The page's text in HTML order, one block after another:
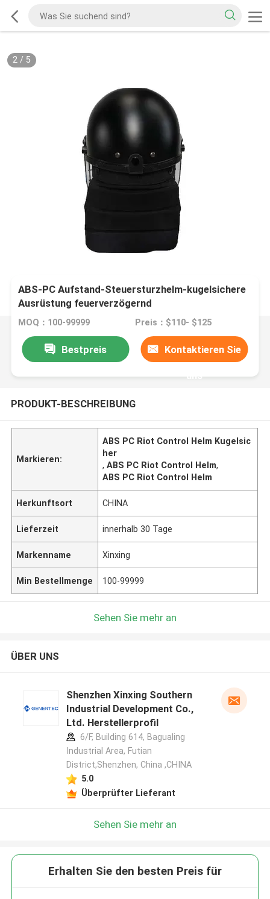
2/ 5
ABS-PC Aufstand-Steuersturzhelm-kugelsichere
Ausrüstung feuerverzögernd
MOQ：100-99999 Preis：$110- $125
Bestpreis Kontaktieren Sie
uns
PRODUKT-BESCHREIBUNG
Markieren:
ABS PC Riot Control Helm Kugelsic
her
,ABS PC Riot Control Helm,
ABS PC Riot Control Helm
Herkunftsort CHINA
Lieferzeit innerhalb 30 Tage
Markenname Xinxing
Min Bestellmenge 100-99999
Sehen Sie mehr an
ÜBER UNS
Shenzhen Xinxing Southern
Industrial Development Co.,
Ltd. Herstellerprofil
6/F, Building 614, Bagualing
Industrial Area, Futian
District,Shenzhen, China ,CHINA
5.0
Überprüfter Lieferant
Sehen Sie mehr an
Erhalten Sie den besten Preis für